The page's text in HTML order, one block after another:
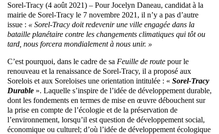
Sorel-Tracy (4 août 2021) – Pour Jocelyn Daneau, candidat à la
mairie de Sorel-Tracy le 7 novembre 2021, il n’y a pas d’autre
issue : « Sorel-Tracy doit redevenir une ville engagée dans la
bataille planétaire contre les changements climatiques qui tôt ou
tard, nous forcera mondialement à nous unir. »
C’est pourquoi, dans le cadre de sa Feuille de route pour le
renouveau et la renaissance de Sorel-Tracy, il a proposé aux
Sorelois et aux Soreloises une orientation intitulée : « Sorel-Tracy
Durable ». Laquelle s’inspire de l’idée de développement durable,
dont les fondements en termes de mise en œuvre débouchent sur
la prise en compte de l’écologie et de la préservation de
l’environnement, lorsqu’il est question de développement social,
économique ou culturel; d’où l’idée de développement écologique